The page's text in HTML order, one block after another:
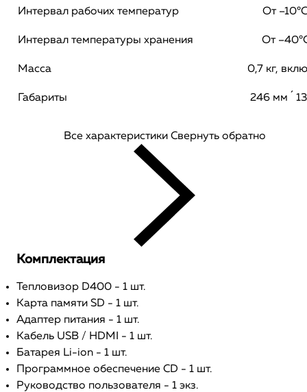
Интервал рабочих температур От
Интервал температуры хранения От
Масса 0,7 кг,
Габариты 246 мм ´
Все характеристики Свернуть обратно
Комплектация
Тепловизор D400 - 1 шт.
Карта памяти SD - 1 шт.
Адаптер питания - 1 шт.
Кабель USB / HDMI - 1 шт.
Батарея Li-ion - 1 шт.
Программное обеспечение CD - 1 шт.
Руководство пользователя - 1 экз.